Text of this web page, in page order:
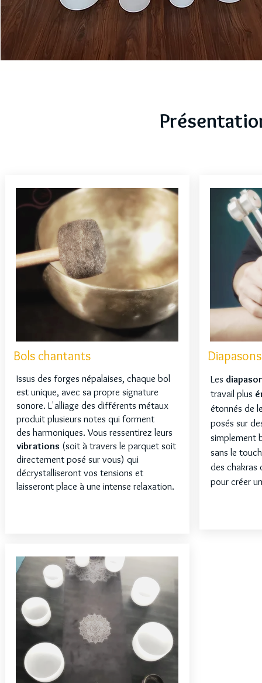
Bols chantants
Issus des forges népalaises, chaque bol
est unique, avec sa propre signature
sonore. L'alliage des différents métaux
produit plusieurs notes qui forment
des harmoniques. Vous ressentirez leurs
vibrations (soit à travers le parquet soit
directement posé sur vous) qui
décrystalliseront vos tensions et
laisseront place à une intense relaxation.
Diapasons
Les
travail plus
étonnés de
posés sur
simplement
sans le
des chakras
pour créer